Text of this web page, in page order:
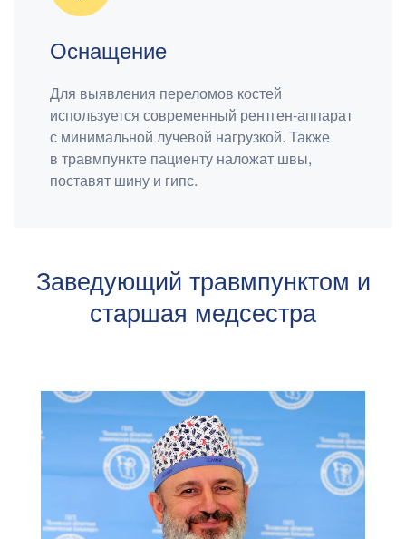
Оснащение
Для выявления переломов костей
используется современный рентген-аппарат
с минимальной лучевой нагрузкой. Также
в травмпункте пациенту наложат швы,
поставят шину и гипс.
Заведующий травмпунктом и
старшая медсестра